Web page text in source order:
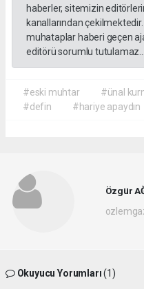
haberler, sitemizin
kanallarından
muhataplar haberi geçen
editörü sorumlu tutulamaz...
#eski muhtar #ünal
#defin
#hariye apaydın
Özgür
Okuyucu Yorumları(1)